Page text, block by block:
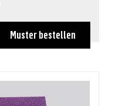
Muster bestellen